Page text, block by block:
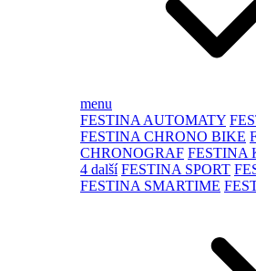
menu
FESTINA AUTOMATY
FESTINA CHRONO BIKE
CHRONOGRAF FESTINA
4 další FESTINA SPORT
FESTINA SMARTIME